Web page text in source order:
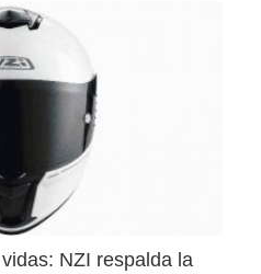
NZI respalda la